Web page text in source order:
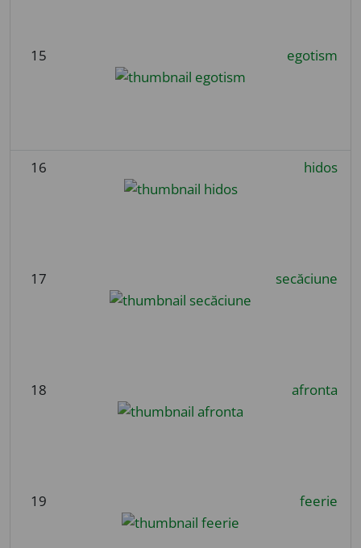
15 egotism
16 hidos
17 secăciune
18 afronta
19 feerie